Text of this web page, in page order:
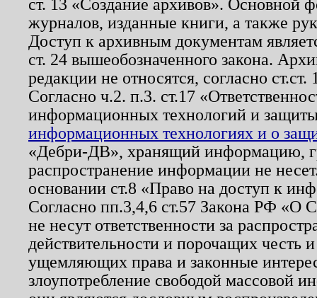
ст. 13 «Создание архивов». Основной
журналов, изданные книги, а также
Доступ к архивным документам
ст. 24 вышеобозначенного закона.
редакции не относятся, согласно
Согласно ч.2. п.3. ст.17
информационных технологий и
информационных технологиях и о
«Дебри-ДВ», хранящий информацию,
распространение информации не
основании ст.8 «Право на доступ к
Согласно пп.3,4,6 ст.57 Закона РФ «О
не несут ответственности за
действительности и порочащих честь
ущемляющих права и законные
злоупотребление свободой массовой